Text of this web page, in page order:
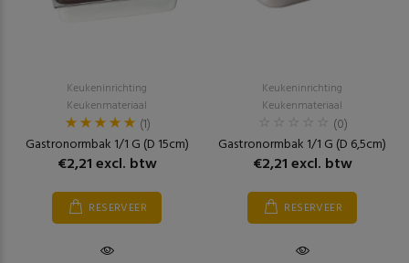
Keukeninrichting
Keukenmateriaal
(1)
Gastronormbak 1/1 G (D 15cm)
€2,21 excl. btw
RESERVEER
Keukeninrichting
Keukenmateriaal
(0)
Gastronormbak 1/1 G (D 6,5cm)
€2,21 excl. btw
RESERVEER